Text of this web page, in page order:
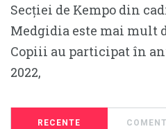
Secției de Kempo din
Medgidia este mai mult
Copiii au participat în
2022,
RECENTE